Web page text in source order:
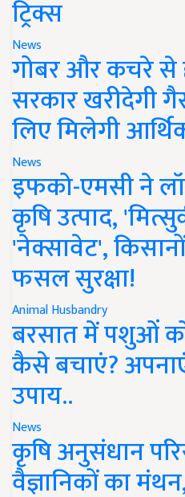
ट्रिक्स
News
गोबर और कचरे से
सरकार खरीदेगी
लिए मिलेगी
News
इफको-एमसी ने
कृषि उत्पाद,
'नेक्सावेट',
फसल सुरक्षा!
Animal Husbandry
बरसात में पशुओं
कैसे बचाएं?
उपाय..
News
कृषि अनुसंधान
वैज्ञानिकों का